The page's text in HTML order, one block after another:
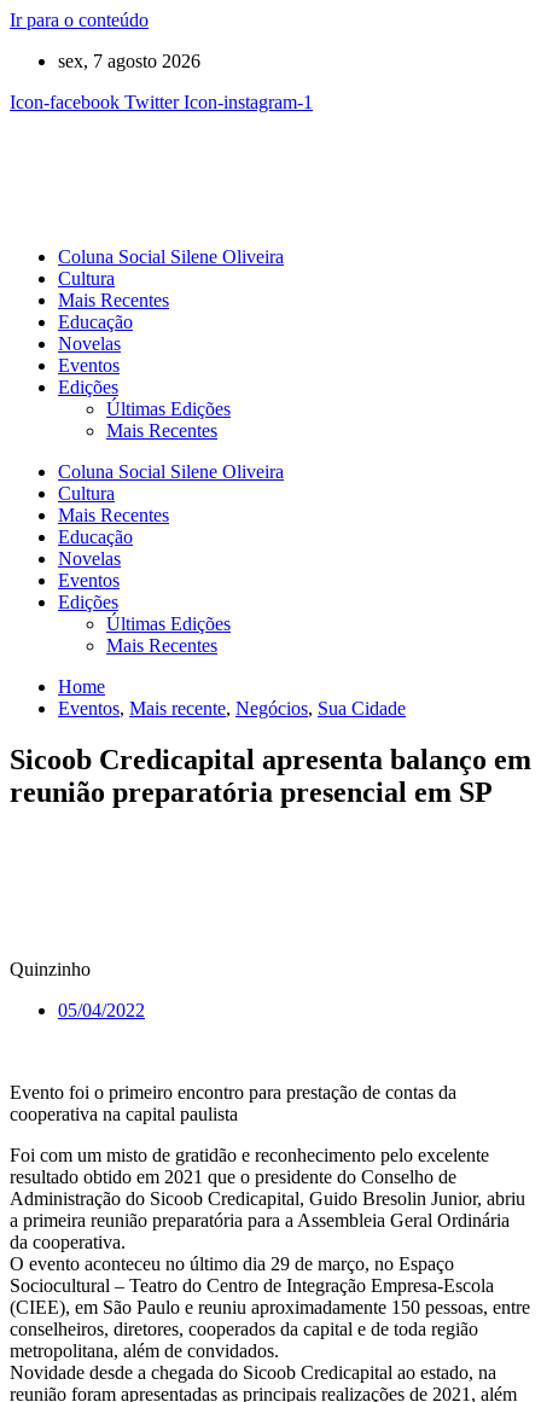
Ir para o conteúdo
sex, 7 agosto 2026
Icon-facebook Twitter Icon-instagram-1
Coluna Social Silene Oliveira
Cultura
Mais Recentes
Educação
Novelas
Eventos
Edições
Últimas Edições
Mais Recentes
Coluna Social Silene Oliveira
Cultura
Mais Recentes
Educação
Novelas
Eventos
Edições
Últimas Edições
Mais Recentes
Home
Eventos, Mais recente, Negócios, Sua Cidade
Sicoob Credicapital apresenta balanço em
reunião preparatória presencial em SP
Quinzinho
05/04/2022
Evento foi o primeiro encontro para prestação de contas da
cooperativa na capital paulista
Foi com um misto de gratidão e reconhecimento pelo excelente
resultado obtido em 2021 que o presidente do Conselho de
Administração do Sicoob Credicapital, Guido Bresolin Junior, abriu
a primeira reunião preparatória para a Assembleia Geral Ordinária
da cooperativa.
O evento aconteceu no último dia 29 de março, no Espaço
Sociocultural – Teatro do Centro de Integração Empresa-Escola
(CIEE), em São Paulo e reuniu aproximadamente 150 pessoas, entre
conselheiros, diretores, cooperados da capital e de toda região
metropolitana, além de convidados.
Novidade desde a chegada do Sicoob Credicapital ao estado, na
reunião foram apresentadas as principais realizações de 2021, além